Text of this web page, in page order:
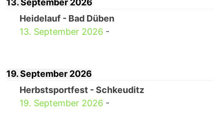
13. September 2026
Heidelauf - Bad Düben
13. September 2026 -
19. September 2026
Herbstsportfest - Schkeuditz
19. September 2026 -